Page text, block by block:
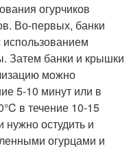
огурчиков
Во-первых, банки
Затем банки и крышки
можно
5-10 минут или в
в течение 10-15
нужно остудить и
огурцами и